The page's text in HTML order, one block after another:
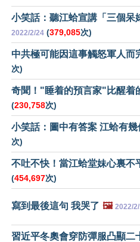
小笑話：聽江蛤宣講「三個呆
2022/2/24 (379,085次)
中共極可能因這事觸怒軍人而
次)
奇聞！"睡着的預言家"比醒着
(230,758次)
小笑話：圖中有答案 江蛤有幾
次)
不吐不快！當江蛤堂妹心裏不
(454,697次)
寫到最後這句 我哭了 🖼️ 2022/
習近平冬奧會穿防彈服凸顯二